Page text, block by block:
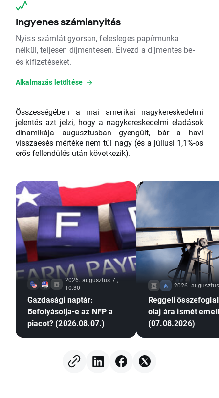
Ingyenes számlanyitás
Nyiss számlát gyorsan, felesleges papírmunka
nélkül, teljesen díjmentesen. Élvezd a díjmentes be-
és kifizetéseket.
Alkalmazás letöltése
Összességében a mai amerikai nagykereskedelmi
jelentés azt jelzi, hogy a nagykereskedelmi eladások
dinamikája augusztusban gyengült, bár a havi
visszaesés mértéke nem túl nagy (és a júliusi 1,1%-os
erős fellendülés után következik).
2026. augusztus 7.,
10:30
Gazdasági naptár:
Befolyásolja-e az NFP a
piacot? (2026.08.07.)
2026.
Reggeli
olaj ára ismét
(07.08.2026)